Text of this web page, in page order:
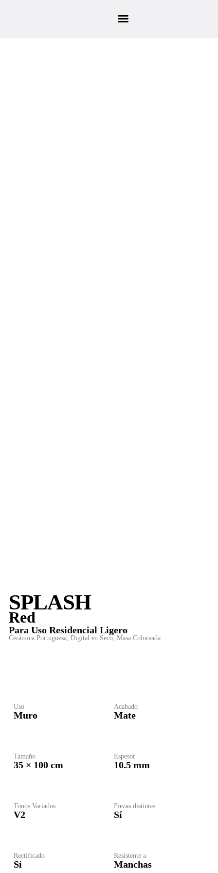
SPLASH
Red
Para Uso Residencial Ligero
Cerámica Portuguesa, Digital en Seco, Masa Coloreada
Uso
Muro
Acabado
Mate
Tamaño
35 × 100 cm
Espesor
10.5 mm
Tonos Variados
V2
Piezas distintas
Sí
Rectificado
Sí
Resistente a
Manchas